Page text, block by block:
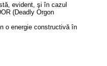
evident, şi în cazul
(Deadly Orgon
o energie constructivă în